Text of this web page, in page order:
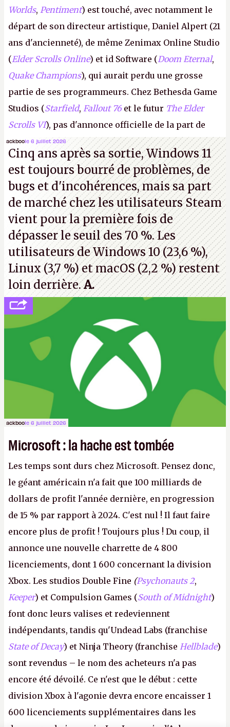
Worlds, Pentiment) est touché, avec notamment le
départ de son directeur artistique, Daniel Alpert (21
ans d'ancienneté), de même Zenimax Online Studio
(Elder Scrolls Online) et id Software (Doom Eternal,
Quake Champions), qui aurait perdu une grosse
partie de ses programmeurs. Chez Bethesda Game
Studios (Starfield, Fallout 76 et le futur The Elder
Scrolls VI), pas d'annonce officielle de la part de
Microsoft, mais le syndicat des employés confirme
de nombreux licenciements.A.
ackboole 6 juillet 2026
Cinq ans après sa sortie, Windows 11
est toujours bourré de problèmes, de
bugs et d'incohérences, mais sa part
de marché chez les utilisateurs Steam
vient pour la première fois de
dépasser le seuil des 70 %. Les
utilisateurs de Windows 10 (23,6 %),
Linux (3,7 %) et macOS (2,2 %) restent
loin derrière.A.
ackboole 6 juillet 2026
Microsoft : la hache est tombée
Les temps sont durs chez Microsoft. Pensez donc,
le géant américain n'a fait que 100 milliards de
dollars de profit l'année dernière, en progression
de 15 % par rapport à 2024. C'est nul ! Il faut faire
encore plus de profit ! Toujours plus ! Du coup, il
annonce une nouvelle charrette de 4 800
licenciements, dont 1 600 concernant la division
Xbox. Les studios Double Fine (Psychonauts 2,
Keeper) et Compulsion Games (South of Midnight)
font donc leurs valises et redeviennent
indépendants, tandis qu'Undead Labs (franchise
State of Decay) et Ninja Theory (franchise Hellblade)
sont revendus – le nom des acheteurs n'a pas
encore été dévoilé. Ce n'est que le début : cette
division Xbox à l'agonie devra encore encaisser 1
600 licenciements supplémentaires dans les